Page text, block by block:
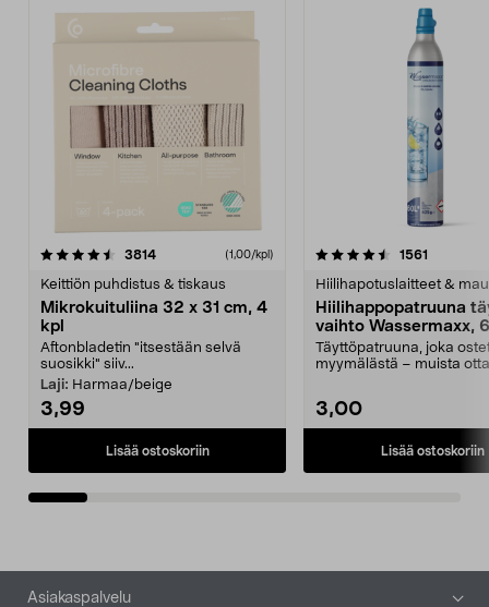
3814arvostelut (1,00/kpl)
Keittiön puhdistus & tiskaus
Mikrokuituliina 32 x 31 cm, 4
kpl
Aftonbladetin "itsestään selvä
suosikki" siiv...
Laji: Harmaa/beige
3,99
Lisää ostoskoriin
4.5viidestä
1561
Hiilihapotuslaitteet &
Hiilihappopatruuna
vaihto Wassermaxx,
Täyttöpatruuna, joka
myymälästä – muista
3,00
Lisää ostoskoriin
4.5viidestä
Alatunniste
Asiakaspalvelu